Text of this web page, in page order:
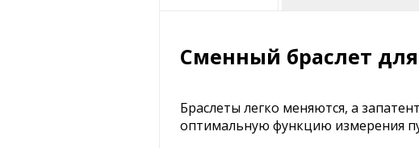
Сменный браслет для
Браслеты легко меняются, а
оптимальную функцию измерения